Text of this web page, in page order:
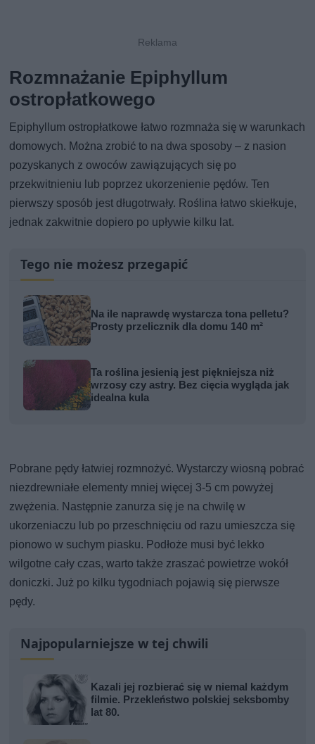
Rozmnażanie Epiphyllum
ostropłatkowego
Epiphyllum ostropłatkowe łatwo rozmnaża się w warunkach
domowych. Można zrobić to na dwa sposoby – z nasion
pozyskanych z owoców zawiązujących się po
przekwitnieniu lub poprzez ukorzenienie pędów. Ten
pierwszy sposób jest długotrwały. Roślina łatwo skiełkuje,
jednak zakwitnie dopiero po upływie kilku lat.
Tego nie możesz przegapić
Na ile naprawdę wystarcza tona pelletu?
Prosty przelicznik dla domu 140 m²
Ta roślina jesienią jest piękniejsza niż
wrzosy czy astry. Bez cięcia wygląda jak
idealna kula
Pobrane pędy łatwiej rozmnożyć. Wystarczy wiosną pobrać
niezdrewniałe elementy mniej więcej 3-5 cm powyżej
zwężenia. Następnie zanurza się je na chwilę w
ukorzeniaczu lub po przeschnięciu od razu umieszcza się
pionowo w suchym piasku. Podłoże musi być lekko
wilgotne cały czas, warto także zraszać powietrze wokół
doniczki. Już po kilku tygodniach pojawią się pierwsze
pędy.
Najpopularniejsze w tej chwili
Kazali jej rozbierać się w niemal każdym
filmie. Przekleństwo polskiej seksbomby
lat 80.